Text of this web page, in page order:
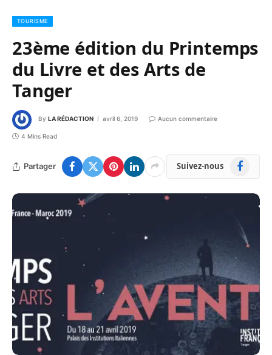
TOURISME
23ème édition du Printemps
du Livre et des Arts de
Tanger
By LA RÉDACTION avril 6, 2019 Aucun commentaire
4 Mins Read
Partager Suivez-nous Facebook